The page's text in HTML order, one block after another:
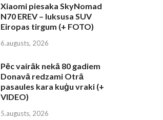
Xiaomi piesaka SkyNomad
N70 EREV – luksusa SUV
Eiropas tirgum (+ FOTO)
6.augusts, 2026
Pēc vairāk nekā 80 gadiem
Donavā redzami Otrā
pasaules kara kuģu vraki (+
VIDEO)
5.augusts, 2026